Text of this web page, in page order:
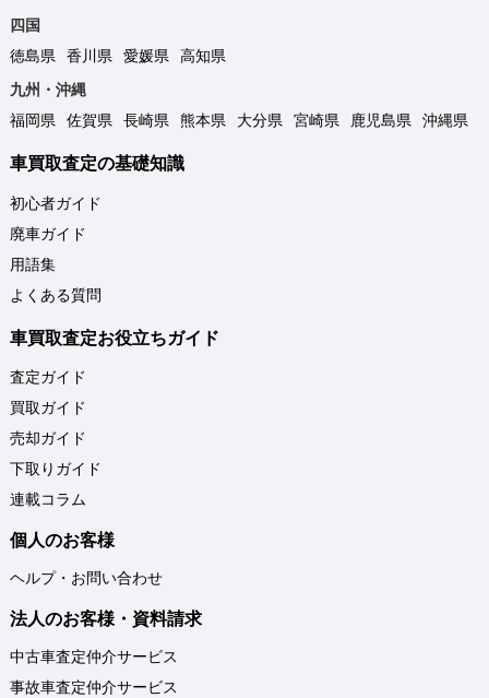
四国
徳島県
香川県 愛媛県
高知県
九州・沖縄
福岡県
佐賀県 長崎県 熊本県 大分県 宮崎県 鹿児島県 沖縄県
車買取査定の基礎知識
初心者ガイド
廃車ガイド
用語集
よくある質問
車買取査定お役立ちガイド
査定ガイド
買取ガイド
売却ガイド
下取りガイド
連載コラム
個人のお客様
ヘルプ・お問い合わせ
法人のお客様・資料請求
中古車査定仲介サービス
事故車査定仲介サービス